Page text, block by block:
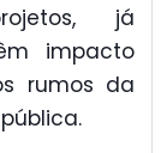
já
impacto
rumos da